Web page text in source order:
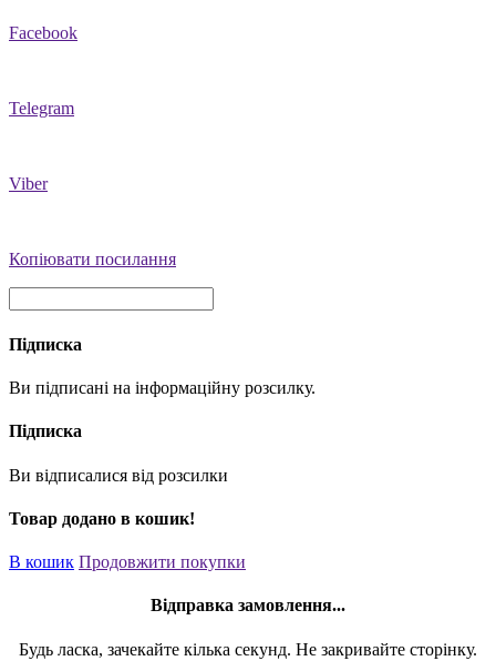
Facebook
Telegram
Viber
Копіювати посилання
Підписка
Ви підписані на інформаційну розсилку.
Підписка
Ви відписалися від розсилки
Товар додано в кошик!
В кошик Продовжити покупки
Відправка замовлення...
Будь ласка, зачекайте кілька секунд. Не закривайте сторінку.